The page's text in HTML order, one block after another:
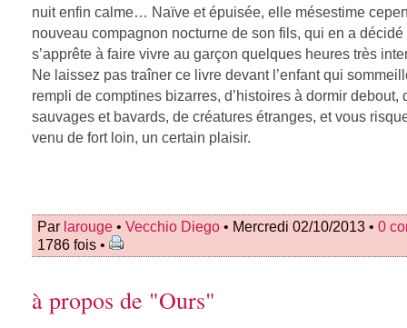
nuit enfin calme… Naïve et épuisée, elle mésestime
nouveau compagnon nocturne de son fils, qui en a décidé
s’apprête à faire vivre au garçon quelques heures très
Ne laissez pas traîner ce livre devant l’enfant qui
rempli de comptines bizarres, d’histoires à dormir debout,
sauvages et bavards, de créatures étranges, et vous
venu de fort loin, un certain plaisir.
Par larouge • Vecchio Diego • Mercredi 02/10/2013 • 0
1786 fois •
à propos de "Ours"